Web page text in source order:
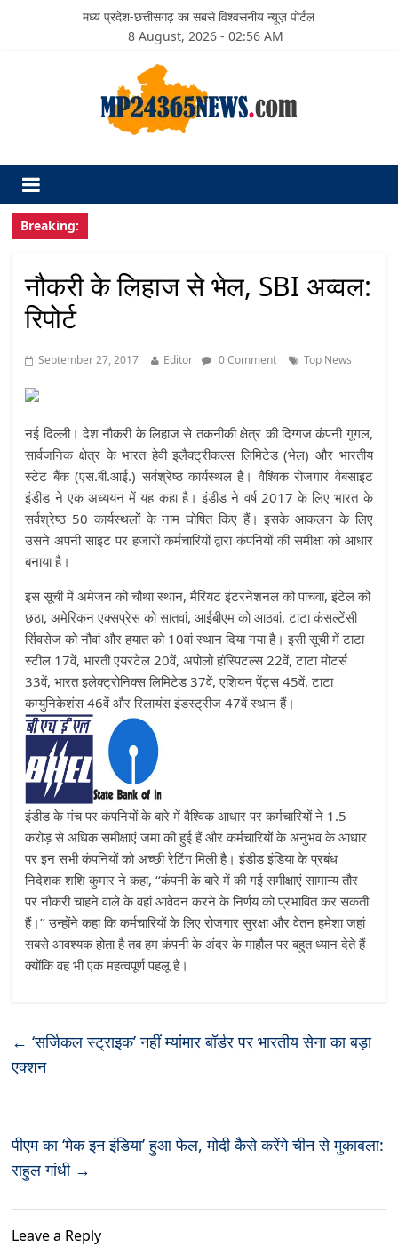
मध्य प्रदेश-छत्तीसगढ़ का सबसे विश्वसनीय न्यूज़ पोर्टल
8 August, 2026 - 02:56 AM
Breaking:
नौकरी के लिहाज से भेल, SBI अव्वल:
रिपोर्ट
September 27, 2017 Editor 0 Comment Top News
नई दिल्ली। देश नौकरी के लिहाज से तकनीकी क्षेत्र की दिग्गज कंपनी गूगल,
सार्वजनिक क्षेत्र के भारत हेवी इलैक्ट्रीकल्स लिमिटेड (भेल) और भारतीय
स्टेट बैंक (एस.बी.आई.) सर्वश्रेष्ठ कार्यस्थल हैं। वैश्विक रोजगार वेबसाइट
इंडीड ने एक अध्ययन में यह कहा है। इंडीड ने वर्ष 2017 के लिए भारत के
सर्वश्रेष्ठ 50 कार्यस्थलों के नाम घोषित किए हैं। इसके आकलन के लिए
उसने अपनी साइट पर हजारों कर्मचारियों द्वारा कंपनियों की समीक्षा को आधार
बनाया है।
इस सूची में अमेजन को चौथा स्थान, मैरियट इंटरनेशनल को पांचवा, इंटेल को
छठा, अमेरिकन एक्सप्रेस को सातवां, आईबीएम को आठवां, टाटा कंसल्टेंसी
र्सिवसेज को नौवां और हयात को 10वां स्थान दिया गया है। इसी सूची में टाटा
स्टील 17वें, भारती एयरटेल 20वें, अपोलो हॉस्पिटल्स 22वें, टाटा मोटर्स
33वें, भारत इलेक्ट्रोनिक्स लिमिटेड 37वें, एशियन पेंट्स 45वें, टाटा
कम्युनिकेशंस 46वें और रिलायंस इंडस्ट्रीज 47वें स्थान हैं।
इंडीड के मंच पर कंपनियों के बारे में वैश्विक आधार पर कर्मचारियों ने 1.5
करोड़ से अधिक समीक्षाएं जमा की हुई हैं और कर्मचारियों के अनुभव के आधार
पर इन सभी कंपनियों को अच्छी रेटिंग मिली है। इंडीड इंडिया के प्रबंध
निदेशक शशि कुमार ने कहा, ‘‘कंपनी के बारे में की गई समीक्षाएं सामान्य तौर
पर नौकरी चाहने वाले के वहां आवेदन करने के निर्णय को प्रभावित कर सकती
हैं।’’ उन्होंने कहा कि कर्मचारियों के लिए रोजगार सुरक्षा और वेतन हमेशा जहां
सबसे आवश्यक होता है तब हम कंपनी के अंदर के माहौल पर बहुत ध्यान देते हैं
क्योंकि वह भी एक महत्वपूर्ण पहलू है।
← ‘सर्जिकल स्ट्राइक’ नहीं म्यांमार बॉर्डर पर भारतीय सेना का बड़ा
एक्शन
पीएम का ‘मेक इन इंडिया’ हुआ फेल, मोदी कैसे करेंगे चीन से मुकाबला:
राहुल गांधी →
Leave a Reply